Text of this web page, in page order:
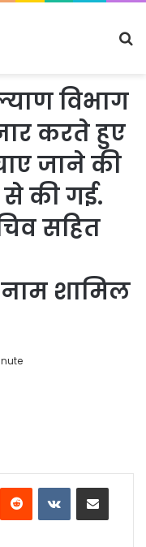
विभाग
करते हुए
जाने की
की गई.
सहित
शामिल
Reddit VKontakteShare via Email